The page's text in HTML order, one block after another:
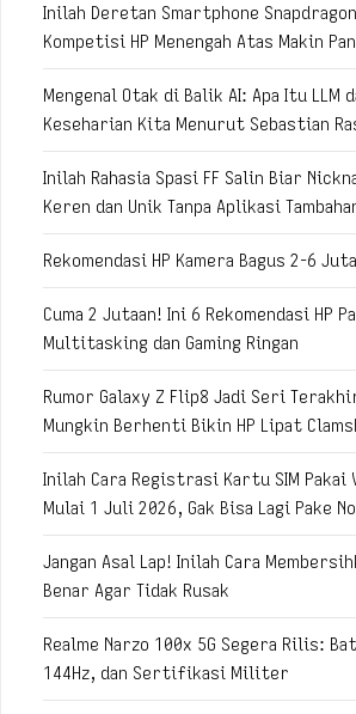
Inilah Deretan Smartphone
Kompetisi HP Menengah Atas Makin
Mengenal Otak di Balik AI: Apa Itu LLM
Keseharian Kita Menurut Sebastian
Inilah Rahasia Spasi FF Salin Biar
Keren dan Unik Tanpa Aplikasi
Rekomendasi HP Kamera Bagus 2-6
Cuma 2 Jutaan! Ini 6 Rekomendasi HP
Multitasking dan Gaming Ringan
Rumor Galaxy Z Flip8 Jadi Seri
Mungkin Berhenti Bikin HP Lipat
Inilah Cara Registrasi Kartu SIM
Mulai 1 Juli 2026, Gak Bisa Lagi Pake
Jangan Asal Lap! Inilah Cara
Benar Agar Tidak Rusak
Realme Narzo 100x 5G Segera Rilis:
144Hz, dan Sertifikasi Militer